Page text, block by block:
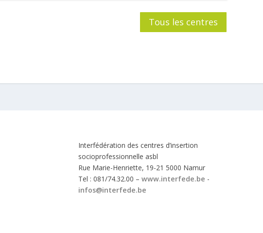
Tous les centres
Interfédération des centres d’insertion
socioprofessionnelle asbl
Rue Marie-Henriette, 19-21 5000 Namur
Tel : 081/74.32.00 –www.interfede.be -
infos@interfede.be